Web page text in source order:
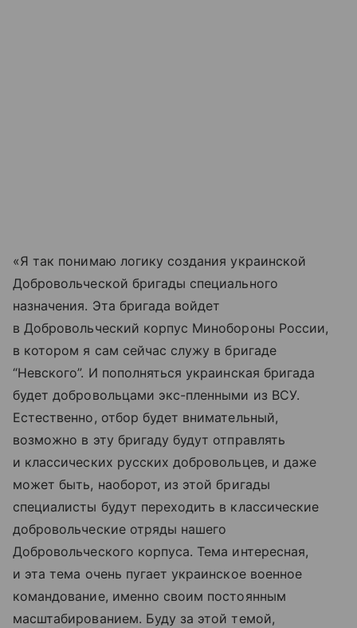
«Я так понимаю логику создания украинской
Добровольческой бригады специального
назначения. Эта бригада войдет
в Добровольческий корпус Минобороны России,
в котором я сам сейчас служу в бригаде
“Невского”. И пополняться украинская бригада
будет добровольцами экс-пленными из ВСУ.
Естественно, отбор будет внимательный,
возможно в эту бригаду будут отправлять
и классических русских добровольцев, и даже
может быть, наоборот, из этой бригады
специалисты будут переходить в классические
добровольческие отряды нашего
Добровольческого корпуса. Тема интересная,
и эта тема очень пугает украинское военное
командование, именно своим постоянным
масштабированием. Буду за этой темой,